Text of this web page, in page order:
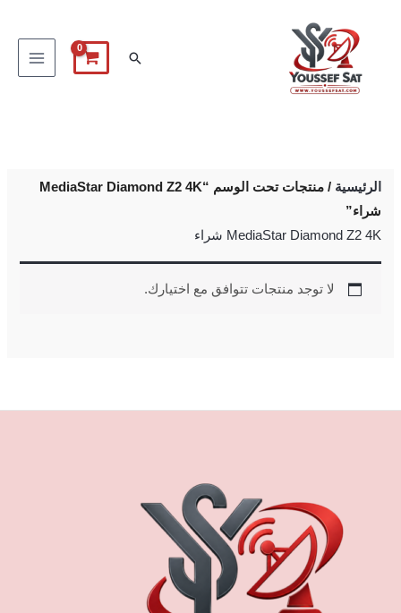
البحث
الرئيسية
/ منتجات تحت الوسم “MediaStar Diamond Z2 4K
شراء”
MediaStar Diamond Z2 4K شراء
لا توجد منتجات تتوافق مع اختيارك.